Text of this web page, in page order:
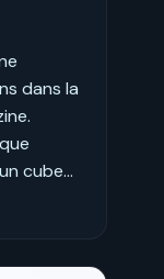
dans la
cube…